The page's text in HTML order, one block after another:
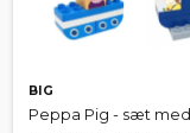
BIG
Peppa Pig - sæt med